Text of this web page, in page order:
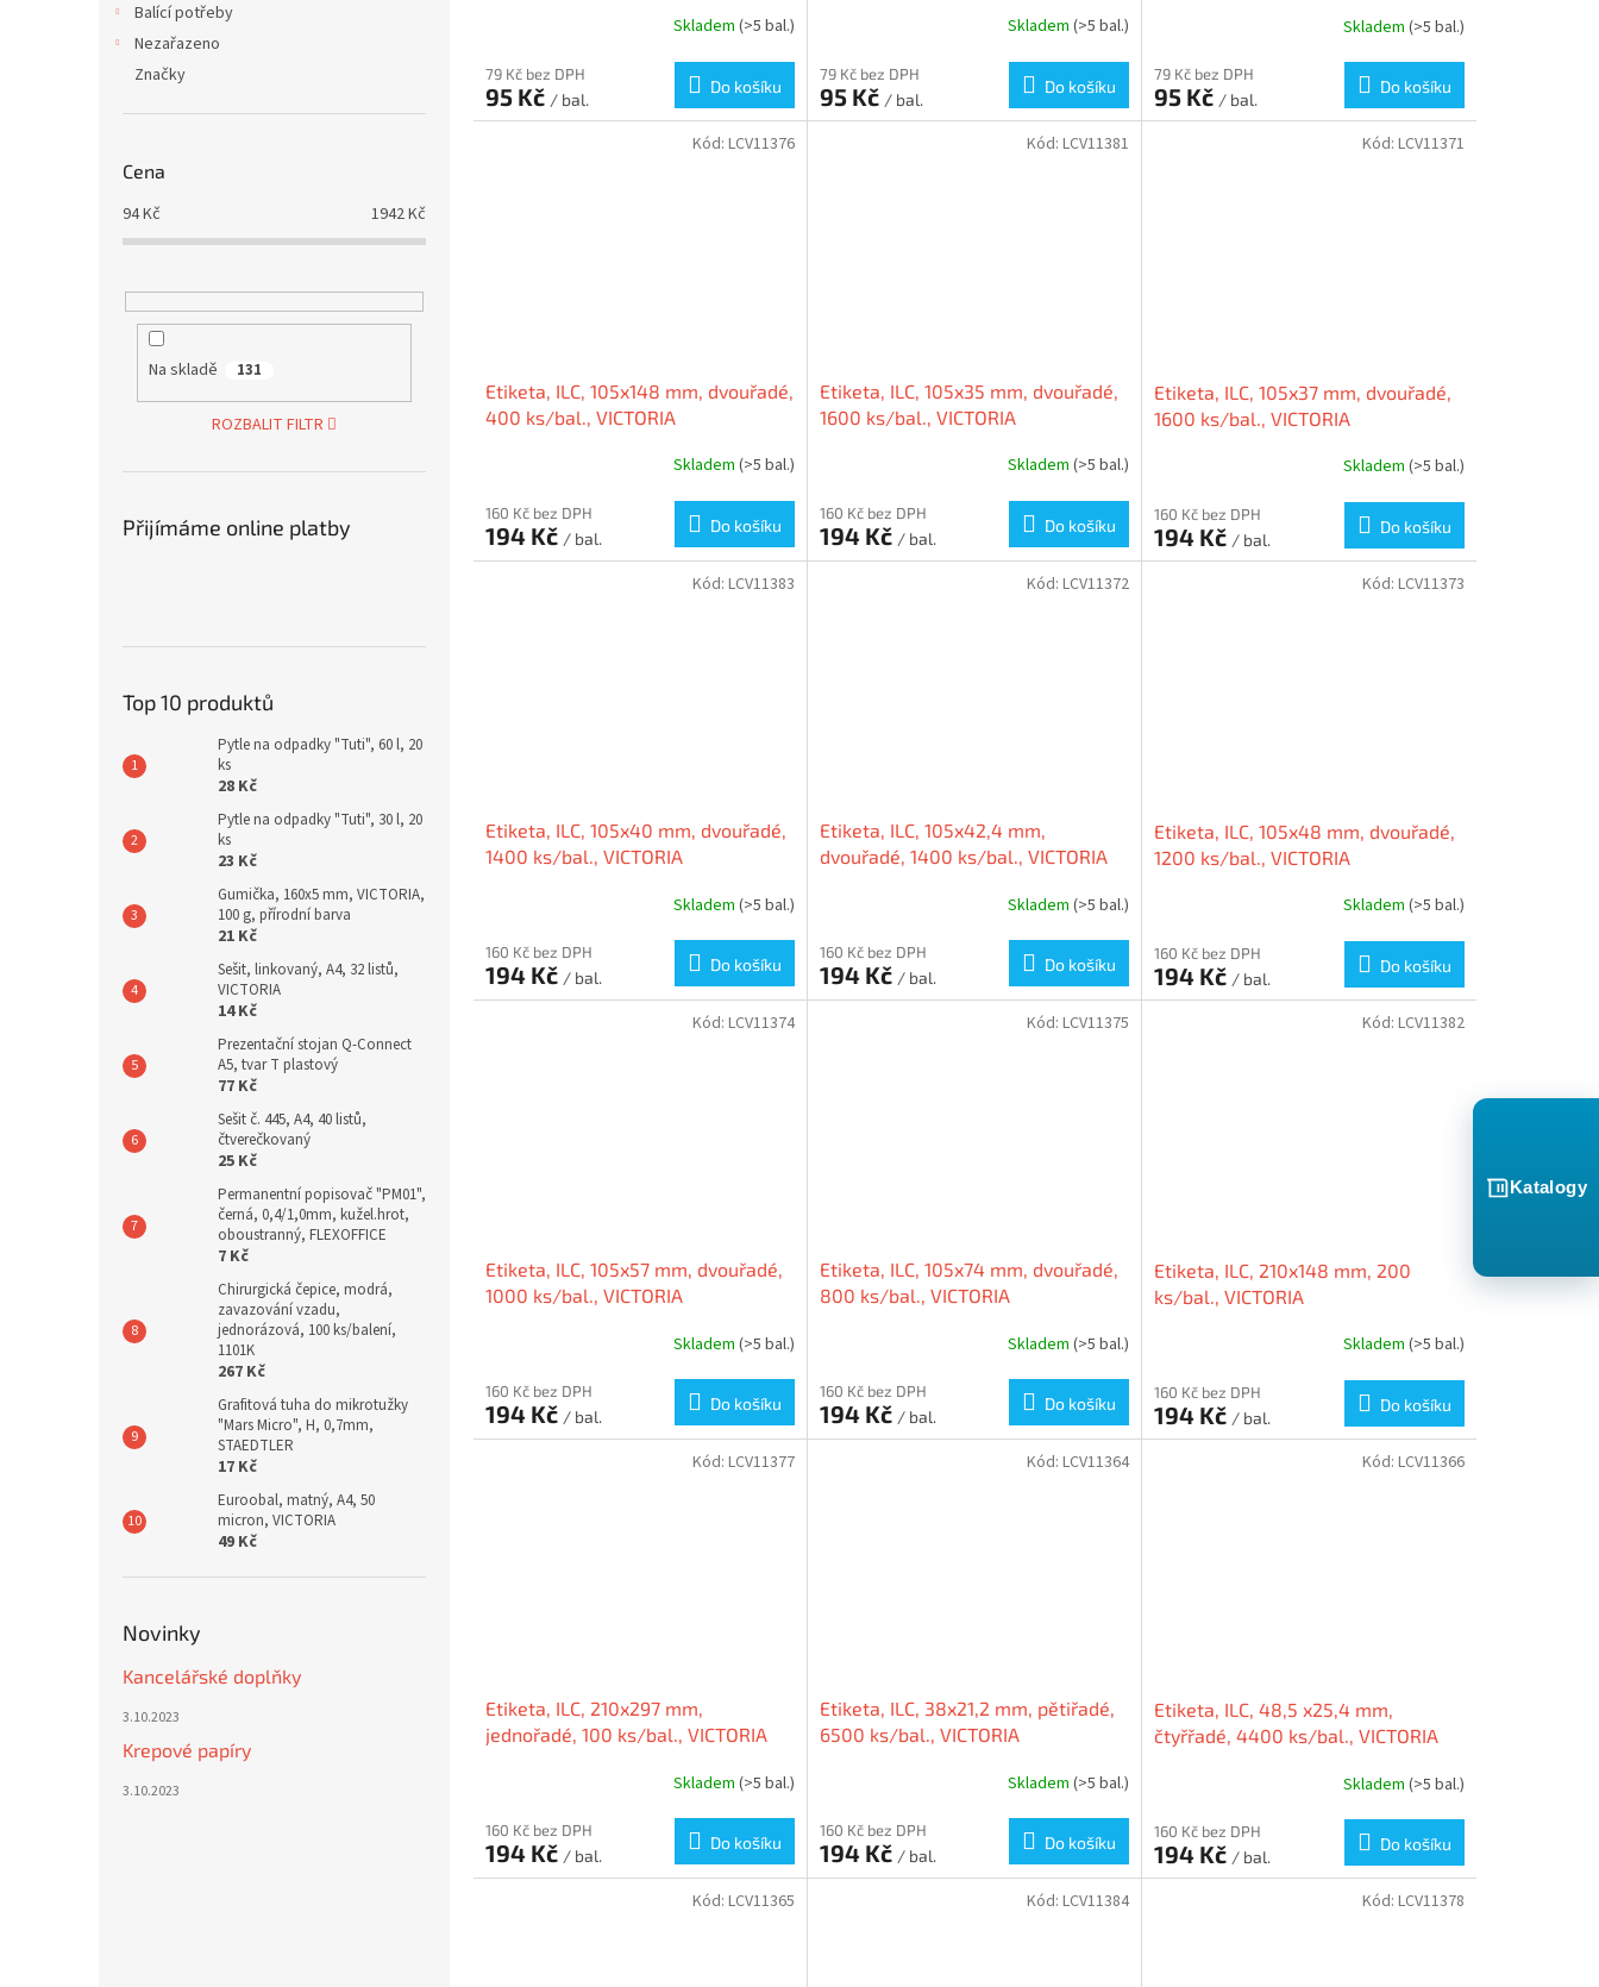
Balící potřeby
Nezařazeno
Značky
Cena
94Kč 1942Kč
Na skladě 131
ROZBALIT FILTR
Přijímáme online platby
Top 10 produktů
Pytle na odpadky "Tuti", 60 l, 20
ks
28 Kč
Pytle na odpadky "Tuti", 30 l, 20
ks
23 Kč
Gumička, 160x5 mm, VICTORIA,
100 g, přírodní barva
21 Kč
Sešit, linkovaný, A4, 32 listů,
VICTORIA
14 Kč
Prezentační stojan Q-Connect
A5, tvar T plastový
77 Kč
Sešit č. 445, A4, 40 listů,
čtverečkovaný
25 Kč
Permanentní popisovač "PM01",
černá, 0,4/1,0mm, kužel.hrot,
oboustranný, FLEXOFFICE
7 Kč
Chirurgická čepice, modrá,
zavazování vzadu,
jednorázová, 100 ks/balení,
1101K
267 Kč
Grafitová tuha do mikrotužky
"Mars Micro", H, 0,7mm,
STAEDTLER
17 Kč
Euroobal, matný, A4, 50
micron, VICTORIA
49 Kč
Novinky
Kancelářské doplňky
3.10.2023
Krepové papíry
3.10.2023
Skladem (>5 bal.)
79 Kč bez DPH
95 Kč / bal.
Do košíku
Skladem (>5 bal.)
79 Kč bez DPH
95 Kč / bal.
Do košíku
Skladem (>5 bal.)
79 Kč bez DPH
95 Kč / bal.
Do košíku
Etiketa, ILC, 105x148 mm, dvouřadé,
400 ks/bal., VICTORIA
Skladem (>5 bal.)
160 Kč bez DPH
194 Kč / bal.
Do košíku
Kód: LCV11376
Etiketa, ILC, 105x35 mm, dvouřadé,
1600 ks/bal., VICTORIA
Skladem (>5 bal.)
160 Kč bez DPH
194 Kč / bal.
Do košíku
Kód: LCV11381
Etiketa, ILC, 105x37 mm, dvouřadé,
1600 ks/bal., VICTORIA
Skladem (>5 bal.)
160 Kč bez DPH
194 Kč / bal.
Do košíku
Kód: LCV11371
Etiketa, ILC, 105x40 mm, dvouřadé,
1400 ks/bal., VICTORIA
Skladem (>5 bal.)
160 Kč bez DPH
194 Kč / bal.
Do košíku
Kód: LCV11383
Etiketa, ILC, 105x42,4 mm,
dvouřadé, 1400 ks/bal., VICTORIA
Skladem (>5 bal.)
160 Kč bez DPH
194 Kč / bal.
Do košíku
Kód: LCV11372
Etiketa, ILC, 105x48 mm, dvouřadé,
1200 ks/bal., VICTORIA
Skladem (>5 bal.)
160 Kč bez DPH
194 Kč / bal.
Do košíku
Kód: LCV11373
Etiketa, ILC, 105x57 mm, dvouřadé,
1000 ks/bal., VICTORIA
Skladem (>5 bal.)
160 Kč bez DPH
194 Kč / bal.
Do košíku
Kód: LCV11374
Etiketa, ILC, 105x74 mm, dvouřadé,
800 ks/bal., VICTORIA
Skladem (>5 bal.)
160 Kč bez DPH
194 Kč / bal.
Do košíku
Kód: LCV11375
Etiketa, ILC, 210x148 mm, 200
ks/bal., VICTORIA
Skladem (>5 bal.)
160 Kč bez DPH
194 Kč / bal.
Do košíku
Kód: LCV11382
Etiketa, ILC, 210x297 mm,
jednořadé, 100 ks/bal., VICTORIA
Skladem (>5 bal.)
160 Kč bez DPH
194 Kč / bal.
Do košíku
Kód: LCV11377
Etiketa, ILC, 38x21,2 mm, pětiřadé,
6500 ks/bal., VICTORIA
Skladem (>5 bal.)
160 Kč bez DPH
194 Kč / bal.
Do košíku
Kód: LCV11364
Etiketa, ILC, 48,5 x25,4 mm,
čtyřřadé, 4400 ks/bal., VICTORIA
Skladem (>5 bal.)
160 Kč bez DPH
194 Kč / bal.
Do košíku
Kód: LCV11366
Kód: LCV11365 Kód: LCV11384 Kód: LCV11378
Katalogy